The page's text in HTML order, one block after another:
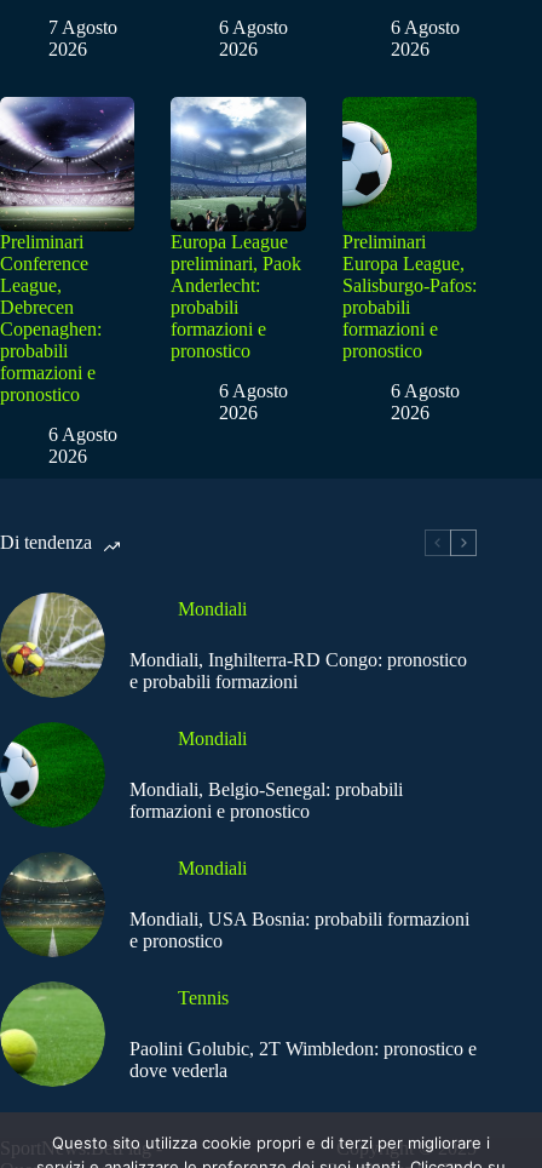
7 Agosto
2026
6 Agosto
2026
6 Agosto
2026
Preliminari
Conference
League,
Debrecen
Copenaghen:
probabili
formazioni e
pronostico
6 Agosto
2026
Europa League
preliminari, Paok
Anderlecht:
probabili
formazioni e
pronostico
6 Agosto
2026
Preliminari
Europa League,
Salisburgo-Pafos:
probabili
formazioni e
pronostico
6 Agosto
2026
Di tendenza
Mondiali
Mondiali, Inghilterra-RD Congo: pronostico
e probabili formazioni
Mondiali
Mondiali, Belgio-Senegal: probabili
formazioni e pronostico
Mondiali
Mondiali, USA Bosnia: probabili formazioni
e pronostico
Tennis
Paolini Golubic, 2T Wimbledon: pronostico e
dove vederla
SportNews.BetFlag -
Copyright © 2025
Questo sito utilizza cookie propri e di terzi per migliorare i